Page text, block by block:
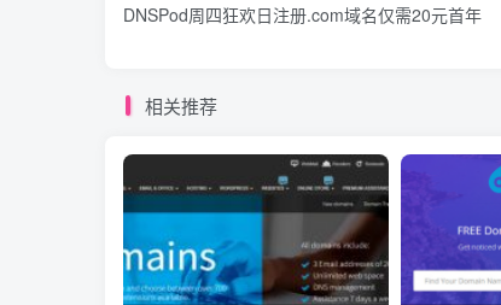
DNSPod周四狂欢日注册.com域名仅需20元首年
相关推荐